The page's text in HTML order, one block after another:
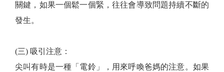
關鍵，如果一個鬆一個緊，往往會導致問題持續不斷的
發生。
(三) 吸引注意：
尖叫有時是一種「電鈴」，用來呼喚爸媽的注意。如果